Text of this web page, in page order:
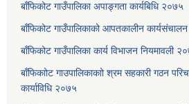
बाँफिकोट गाउँपालिका अपाङ्गता कार्यबिधि २०७५
बाँफिकोट गाउँपालिकाको आपतकालीन
बाँफिकोट गाउँपालिका कार्य विभाजन नियमावली
बाँफिकाोट गाउपालिकाकाो श्रम सहकारी गठन
कार्याविधि २०७५